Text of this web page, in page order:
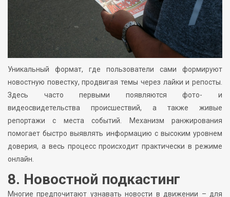
Уникальный формат, где пользователи сами формируют
новостную повестку, продвигая темы через лайки и репосты.
Здесь часто первыми появляются фото- и
видеосвидетельства происшествий, а также живые
репортажи с места событий. Механизм ранжирования
помогает быстро выявлять информацию с высоким уровнем
доверия, а весь процесс происходит практически в режиме
онлайн.
8. Новостной подкастинг
Многие предпочитают узнавать новости в движении – для